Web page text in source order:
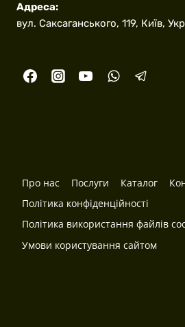
Адреса:
вул. Саксаганського, 119, Київ,
Про нас Послуги Каталог
Політика конфіденційності
Політика використання файлів
Умови користування сайтом